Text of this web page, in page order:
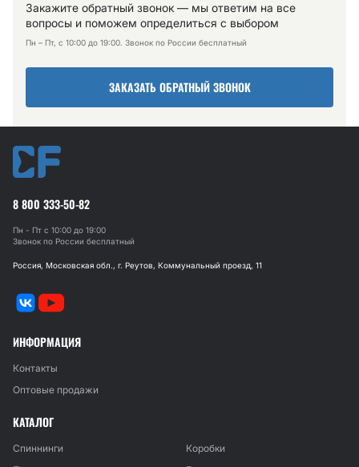
Закажите обратный звонок — мы ответим на все
вопросы и поможем определиться с выбором
Пн – Пт, с 10:00 до 19:00. Звонок по России бесплатный
ЗАКАЗАТЬ ОБРАТНЫЙ ЗВОНОК
8 800 333-50-82
Пн - Пт с 10:00 до 19:00
Звонок по России бесплатный
Россия, Московская обл., г. Реутов, Коммунальный проезд, 11
ИНФОРМАЦИЯ
Контакты
Оптовые продажи
КАТАЛОГ
Спиннинги
Коробки